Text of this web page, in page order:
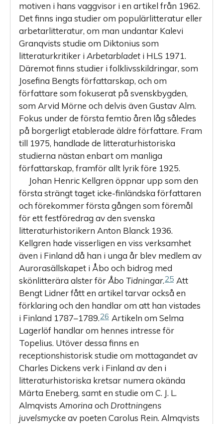
motiven i hans vaggvisor i en artikel från 1962.
Det finns inga studier om populärlitteratur eller
arbetarlitteratur, om man undantar Kalevi
Granqvists studie om Diktonius som
litteraturkritiker iArbetarbladet i HLS 1971.
Däremot finns studier i folklivsskildringar, som
Josefina Bengts författarskap, och om
författare som fokuserat på svenskbygden,
som Arvid Mörne och delvis även Gustav Alm.
Fokus under de första femtio åren låg således
på borgerligt etablerade äldre författare. Fram
till 1975, handlade de litteraturhistoriska
studierna nästan enbart om manliga
författarskap, framför allt lyrik före 1925.
Johan Henric Kellgren öppnar upp som den
första strängt taget icke-finländska författaren
och förekommer första gången som föremål
för ett festföredrag av den svenska
litteraturhistorikern Anton Blanck 1936.
Kellgren hade visserligen en viss verksamhet
även i Finland då han i unga år blev medlem av
Aurorasällskapet i Åbo och bidrog med
skönlitterära alster förÅbo Tidningar.25 Att
Bengt Lidner fått en artikel tarvar också en
förklaring och den handlar om att han vistades
i Finland 1787–1789.26 Artikeln om Selma
Lagerlöf handlar om hennes intresse för
Topelius. Utöver dessa finns en
receptionshistorisk studie om mottagandet av
Charles Dickens verk i Finland av den i
litteraturhistoriska kretsar numera okända
Märta Eneberg, samt en studie om C. J. L.
Almqvists Amorinaoch Drottningens
juvelsmyckeav poeten Carolus Rein. Almqvists